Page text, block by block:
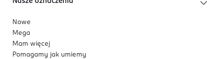
Nowe
Mega
Mam więcej
Pomagamy jak umiemy